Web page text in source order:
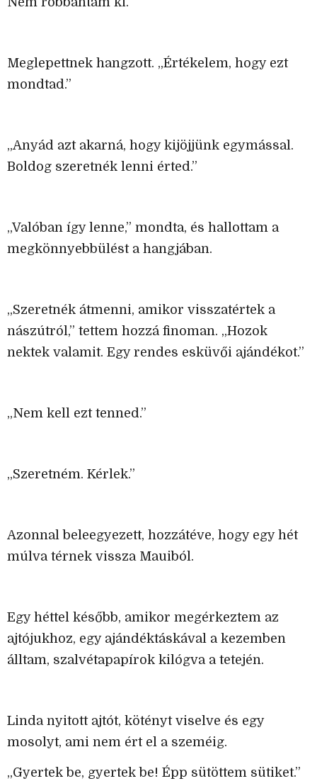
Meglepettnek hangzott. „Értékelem, hogy ezt
mondtad.”
„Anyád azt akarná, hogy kijöjjünk egymással.
Boldog szeretnék lenni érted.”
„Valóban így lenne,” mondta, és hallottam a
megkönnyebbülést a hangjában.
„Szeretnék átmenni, amikor visszatértek a
nászútról,” tettem hozzá finoman. „Hozok
nektek valamit. Egy rendes esküvői ajándékot.”
„Nem kell ezt tenned.”
„Szeretném. Kérlek.”
Azonnal beleegyezett, hozzátéve, hogy egy hét
múlva térnek vissza Mauiból.
Egy héttel később, amikor megérkeztem az
ajtójukhoz, egy ajándéktáskával a kezemben
álltam, szalvétapapírok kilógva a tetején.
Linda nyitott ajtót, kötényt viselve és egy
mosolyt, ami nem ért el a szeméig.
„Gyertek be, gyertek be! Épp sütöttem sütiket.”